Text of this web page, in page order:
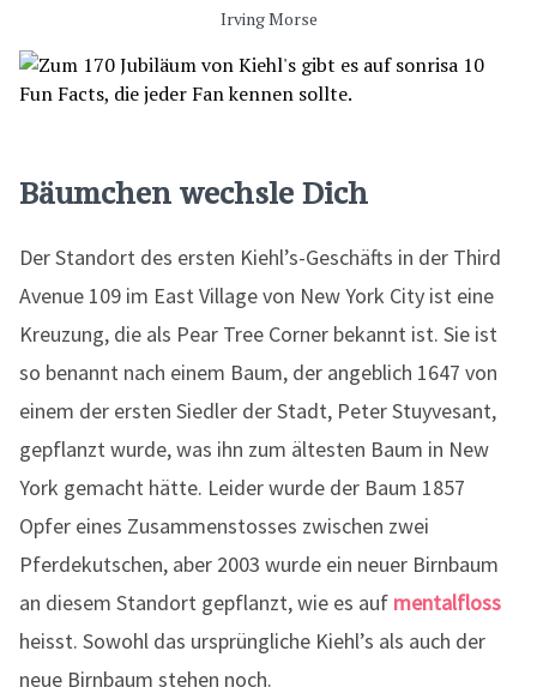
Irving Morse
Bäumchen wechsle Dich
Der Standort des ersten Kiehl’s-Geschäfts in der Third
Avenue 109 im East Village von New York City ist eine
Kreuzung, die als Pear Tree Corner bekannt ist. Sie ist
so benannt nach einem Baum, der angeblich 1647 von
einem der ersten Siedler der Stadt, Peter Stuyvesant,
gepflanzt wurde, was ihn zum ältesten Baum in New
York gemacht hätte. Leider wurde der Baum 1857
Opfer eines Zusammenstosses zwischen zwei
Pferdekutschen, aber 2003 wurde ein neuer Birnbaum
an diesem Standort gepflanzt, wie es auf mentalfloss
heisst. Sowohl das ursprüngliche Kiehl’s als auch der
neue Birnbaum stehen noch.